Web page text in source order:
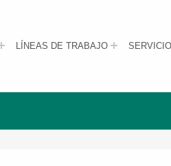
LÍNEAS DE TRABAJO